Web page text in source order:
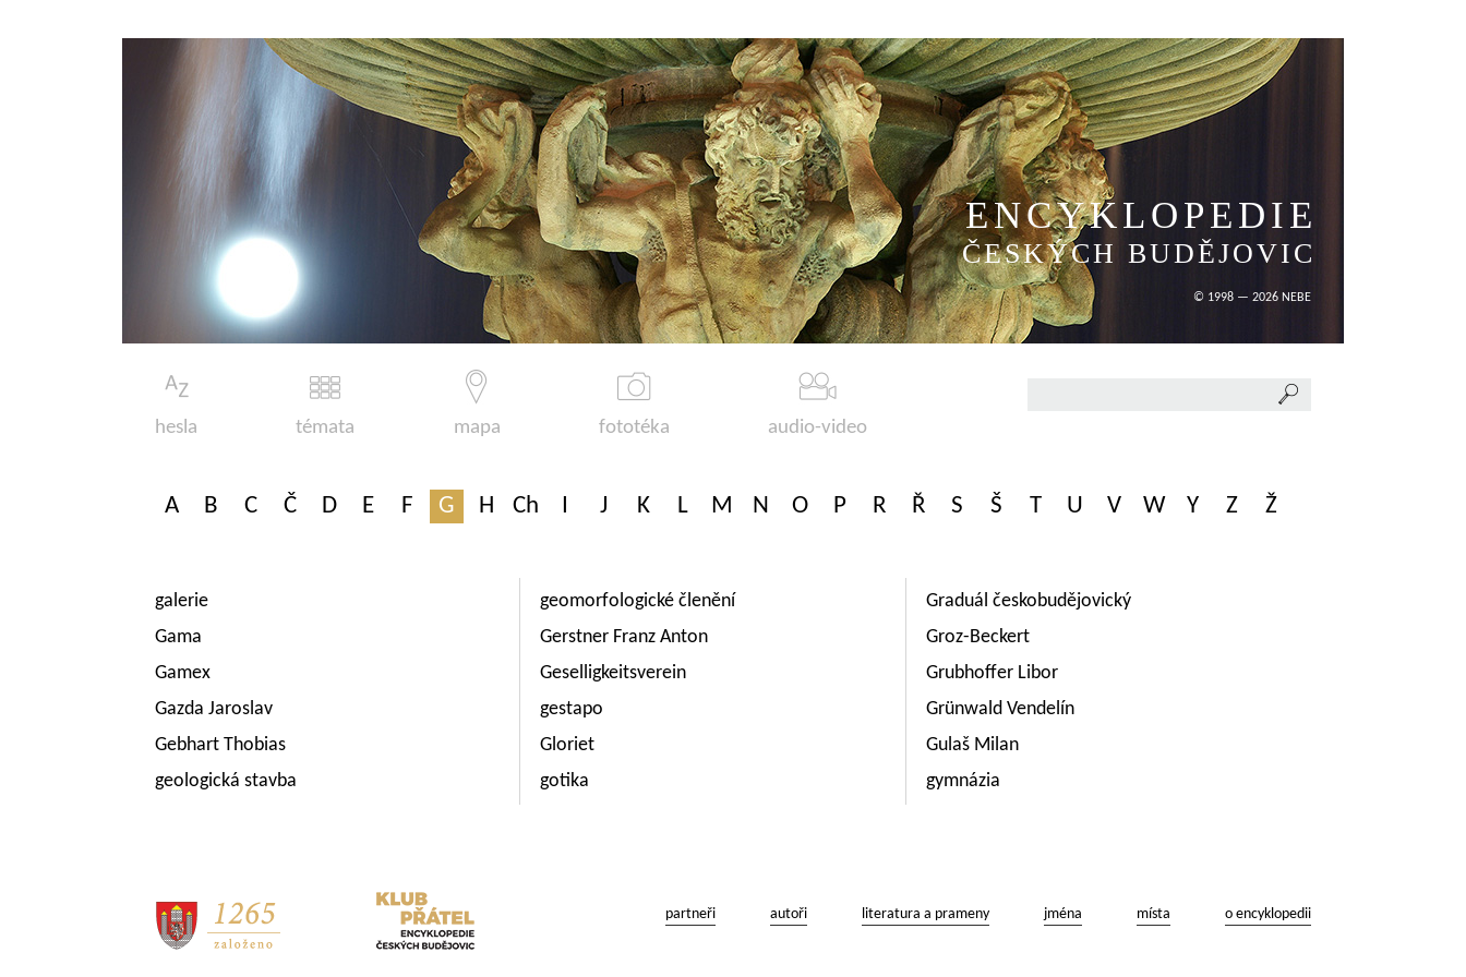
ENCYKLOPEDIE
ČESKÝCH BUDĚJOVIC
© 1998 — 2026 NEBE
hesla témata mapa fototéka audio-video
A B C Č D E F G H Ch I J K L M N O P R Ř S Š T U V W Y Z Ž
galerie
Gama
Gamex
Gazda Jaroslav
Gebhart Thobias
geologická stavba
geomorfologické členění
Gerstner Franz Anton
Geselligkeitsverein
gestapo
Gloriet
gotika
Graduál českobudějovický
Groz-Beckert
Grubhoffer Libor
Grünwald Vendelín
Gulaš Milan
gymnázia
partneři autoři literatura a prameny jména místa o encyklopedii